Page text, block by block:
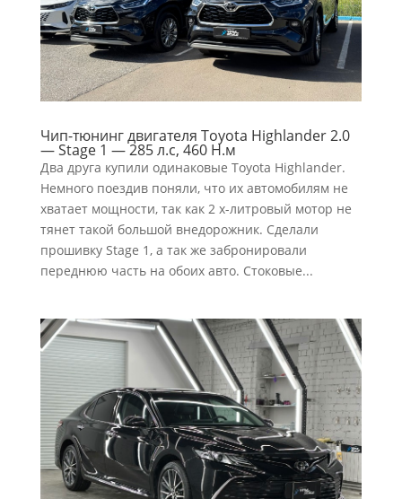
Чип-тюнинг двигателя Toyota Highlander 2.0
— Stage 1 — 285 л.с, 460 Н.м
Два друга купили одинаковые Toyota Highlander.
Немного поездив поняли, что их автомобилям не
хватает мощности, так как 2 х-литровый мотор не
тянет такой большой внедорожник. Сделали
прошивку Stage 1, а так же забронировали
переднюю часть на обоих авто. Стоковые...